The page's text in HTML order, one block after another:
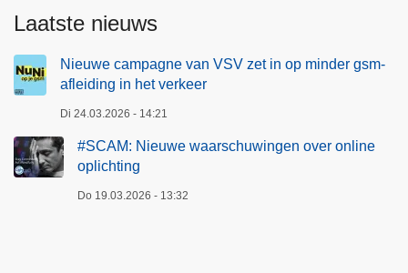
Laatste nieuws
Nieuwe campagne van VSV zet in op minder gsm-
afleiding in het verkeer
Di 24.03.2026 - 14:21
#SCAM: Nieuwe waarschuwingen over online
oplichting
Do 19.03.2026 - 13:32